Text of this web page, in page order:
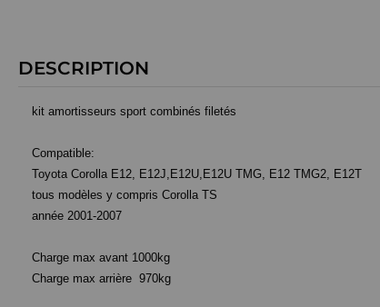
DESCRIPTION
kit amortisseurs sport combinés filetés
Compatible:
Toyota Corolla E12, E12J,E12U,E12U TMG, E12 TMG2, E12T
tous modèles y compris Corolla TS
année 2001-2007
Charge max avant 1000kg
Charge max arrière 970kg